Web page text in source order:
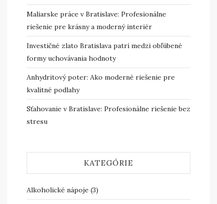
Maliarske práce v Bratislave: Profesionálne
riešenie pre krásny a moderný interiér
Investičné zlato Bratislava patrí medzi obľúbené
formy uchovávania hodnoty
Anhydritový poter: Ako moderné riešenie pre
kvalitné podlahy
Sťahovanie v Bratislave: Profesionálne riešenie bez
stresu
KATEGÓRIE
Alkoholické nápoje (3)